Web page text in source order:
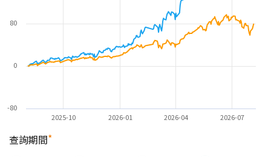
2025-10 2026-01 2026-04 2026-07
-80
0
80
查詢期間*